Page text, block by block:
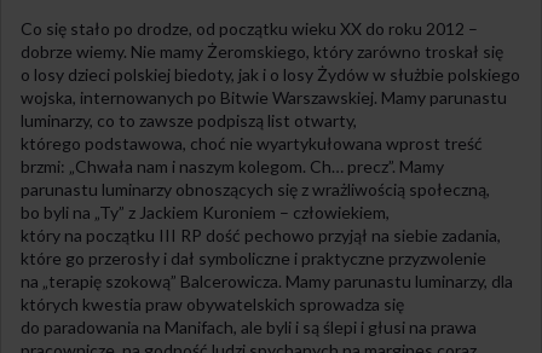
Co się stało po drodze, od początku wieku XX do roku 2012 –
dobrze wiemy. Nie mamy Żeromskiego, który zarówno troskał się
o losy dzieci polskiej biedoty, jak i o losy Żydów w służbie polskiego
wojska, internowanych po Bitwie Warszawskiej. Mamy parunastu
luminarzy, co to zawsze podpiszą list otwarty,
którego podstawowa, choć nie wyartykułowana wprost treść
brzmi: „Chwała nam i naszym kolegom. Ch… precz”. Mamy
parunastu luminarzy obnoszących się z wrażliwością społeczną,
bo byli na „Ty” z Jackiem Kuroniem – człowiekiem,
który na początku III RP dość pechowo przyjął na siebie zadania,
które go przerosły i dał symboliczne i praktyczne przyzwolenie
na „terapię szokową” Balcerowicza. Mamy parunastu luminarzy, dla
których kwestia praw obywatelskich sprowadza się
do paradowania na Manifach, ale byli i są ślepi i głusi na prawa